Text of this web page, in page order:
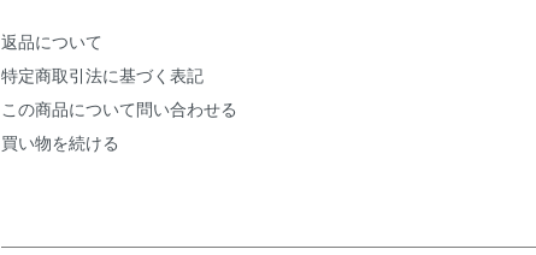
返品について
特定商取引法に基づく表記
この商品について問い合わせる
買い物を続ける